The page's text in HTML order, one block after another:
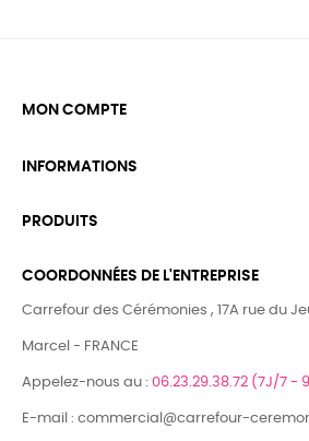
MON COMPTE
INFORMATIONS
PRODUITS
COORDONNÉES DE L'ENTREPRISE
Carrefour des Cérémonies , 17A rue du
Marcel - FRANCE
Appelez-nous au : 06.23.29.38.72 (7J/7 -
E-mail : commercial@carrefour-